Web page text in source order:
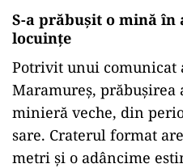
S-a prăbușit o mină
locuințe
Potrivit unui comunicat
Maramureș, prăbușirea
minieră veche, din
sare. Craterul format
metri și o adâncime